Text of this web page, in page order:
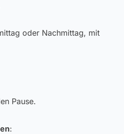
oder Nachmittag, mit
Pause.
: